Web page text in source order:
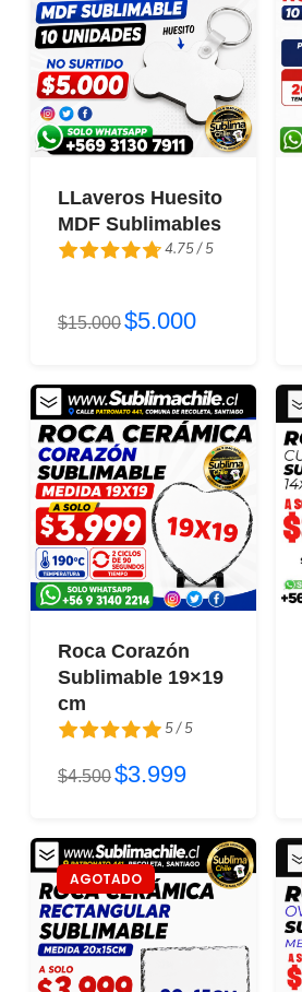
LLaveros Huesito
MDF Sublimables
4.75 / 5
4.75 / 5
$15.000$5.000
Roca Corazón
Sublimable 19×19
cm
5 / 5
5 / 5
$4.500$3.999
AGOTADO